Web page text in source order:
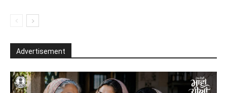
Advertisement